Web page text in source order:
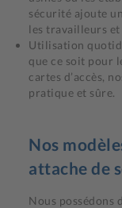
sécurité ajoute
les travailleurs
Utilisation
que ce soit pour
cartes d’accès,
pratique et sûre.
Nos
attache de
Nous possédons